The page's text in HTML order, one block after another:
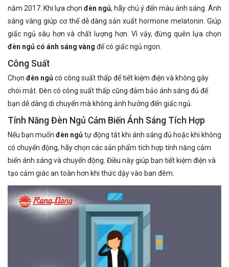
năm 2017: Khi lựa chọn đèn ngủ, hãy chú ý đến màu ánh sáng. Ánh
sáng vàng giúp cơ thể dễ dàng sản xuất hormone melatonin. Giúp
giấc ngủ sâu hơn và chất lượng hơn. Vì vậy, đừng quên lựa chọn
đèn ngủ có ánh sáng vàng để có giấc ngủ ngon.
Công Suất
Chọn đèn ngủcó công suất thấp để tiết kiệm điện và không gây
chói mắt. Đèn có công suất thấp cũng đảm bảo ánh sáng đủ để
bạn dễ dàng di chuyển mà không ảnh hưởng đến giấc ngủ.
Tính Năng Đèn Ngủ Cảm Biến Ánh Sáng Tích Hợp
Nếu bạn muốn đèn ngủtự động tắt khi ánh sáng đủ hoặc khi không
có chuyển động, hãy chọn các sản phẩm tích hợp tính năng cảm
biến ánh sáng và chuyển động. Điều này giúp bạn tiết kiệm điện và
tạo cảm giác an toàn hơn khi thức dậy vào ban đêm.